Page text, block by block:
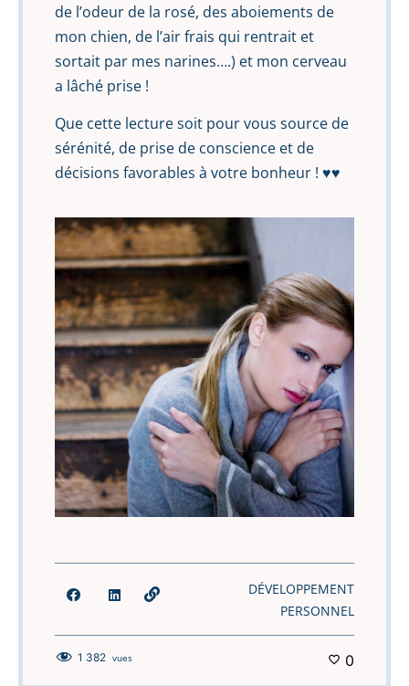
de l’odeur de la rosé, des aboiements de
mon chien, de l’air frais qui rentrait et
sortait par mes narines….) et mon cerveau
a lâché prise !
Que cette lecture soit pour vous source de
sérénité, de prise de conscience et de
décisions favorables à votre bonheur ! ♥️♥️
DÉVELOPPEMENT
PERSONNEL
1 382 vues 0